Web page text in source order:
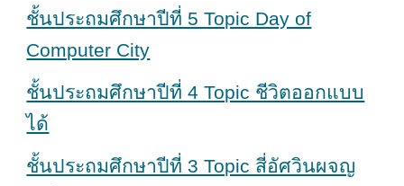
ชั้นประถมศึกษาปีที่ 5 Topic Day of
Computer City
ชั้นประถมศึกษาปีที่ 4 Topic ชีวิตออกแบบ
ได้
ชั้นประถมศึกษาปีที่ 3 Topic สี่อัศวินผจญ